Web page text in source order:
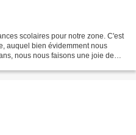
scolaires pour notre zone. C'est
auquel bien évidemment nous
nous nous faisons une joie de